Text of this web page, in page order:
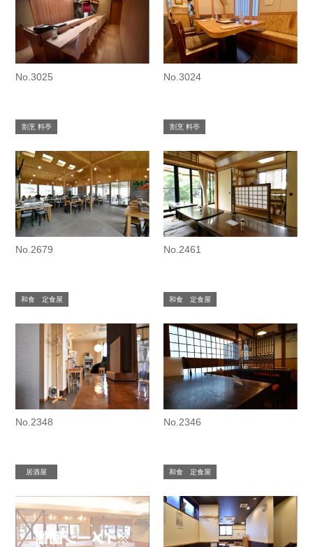
No.3025
割烹 料亭
No.3024
割烹 料亭
No.2679
和食 定食屋
No.2461
和食 定食屋
No.2348
居酒屋
No.2346
和食 定食屋